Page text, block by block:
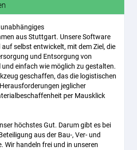
aus Stuttgart. Unsere Software
selbst entwickelt, mit dem Ziel, die
und Entsorgung von
und einfach wie möglich zu gestalten.
geschaffen, das die logistischen
jeglicher
per Mausklick
höchstes Gut. Darum gibt es bei
aus der Bau-, Ver- und
Wir handeln frei und in unseren